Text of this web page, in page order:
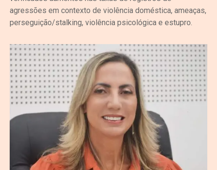
agressões em contexto de violência doméstica, ameaças,
perseguição/stalking, violência psicológica e estupro.